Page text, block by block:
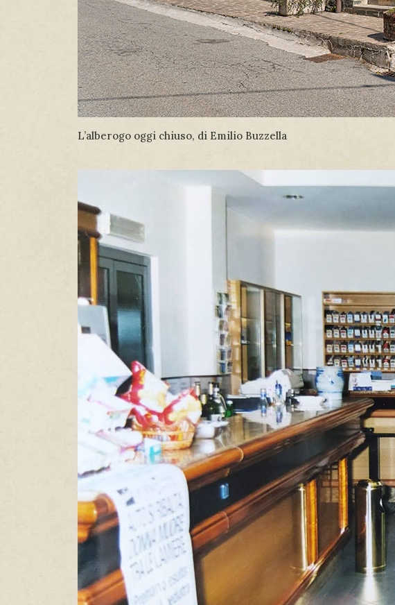
L’alberogo oggi chiuso, di Emilio Buzzella